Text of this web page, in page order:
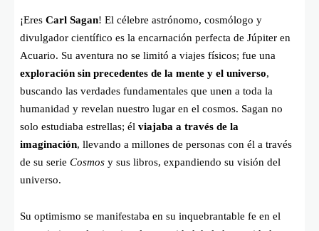
¡Eres Carl Sagan! El célebre astrónomo, cosmólogo y
divulgador científico es la encarnación perfecta de Júpiter en
Acuario. Su aventura no se limitó a viajes físicos; fue una
exploración sin precedentes de la mente y el universo,
buscando las verdades fundamentales que unen a toda la
humanidad y revelan nuestro lugar en el cosmos. Sagan no
solo estudiaba estrellas; él viajaba a través de la
imaginación, llevando a millones de personas con él a través
de su serie Cosmos y sus libros, expandiendo su visión del
universo.
Su optimismo se manifestaba en su inquebrantable fe en el